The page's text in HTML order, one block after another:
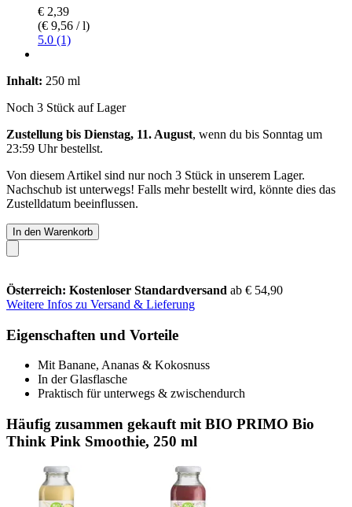
€ 2,39
(€ 9,56 / l)
5.0 (1)
Inhalt: 250 ml
Noch 3 Stück auf Lager
Zustellung bis Dienstag, 11. August, wenn du bis Sonntag um
23:59 Uhrbestellst.
Von diesem Artikel sind nur noch 3 Stück in unserem Lager.
Nachschub ist unterwegs! Falls mehr bestellt wird, könnte dies das
Zustelldatum beeinflussen.
In den Warenkorb
Österreich: Kostenloser Standardversand ab € 54,90
Weitere Infos zu Versand & Lieferung
Eigenschaften und Vorteile
Mit Banane, Ananas & Kokosnuss
In der Glasflasche
Praktisch für unterwegs & zwischendurch
Häufig zusammen gekauft mit BIO PRIMO Bio
Think Pink Smoothie, 250 ml